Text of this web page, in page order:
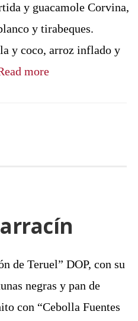
y guacamole Corvina,
y tirabeques.
y coco, arroz inflado y
more
de Teruel” DOP, con su
negras y pan de
con “Cebolla Fuentes